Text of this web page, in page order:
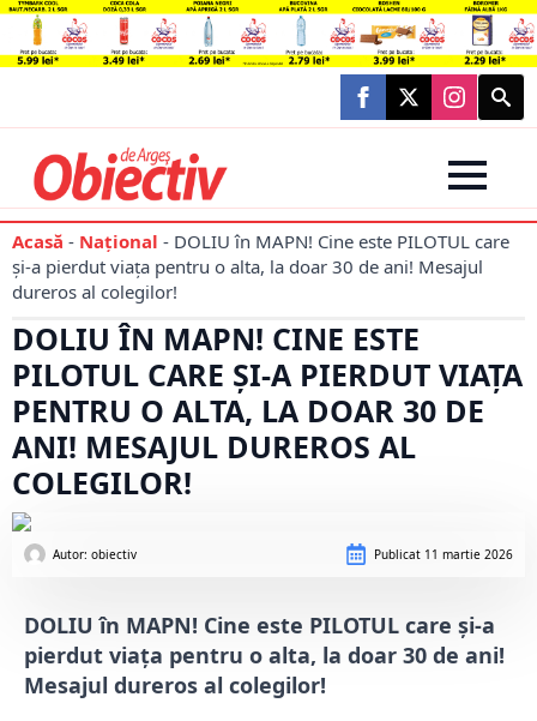
Search
for:
Acasă - Național - DOLIU în MAPN! Cine este PILOTUL care
și-a pierdut viața pentru o alta, la doar 30 de ani! Mesajul
dureros al colegilor!
DOLIU ÎN MAPN! CINE ESTE
PILOTUL CARE ȘI-A PIERDUT VIAȚA
PENTRU O ALTA, LA DOAR 30 DE
ANI! MESAJUL DUREROS AL
COLEGILOR!
Autor: obiectiv Publicat 11 martie 2026
DOLIU în MAPN! Cine este PILOTUL care și-a
pierdut viața pentru o alta, la doar 30 de ani!
Mesajul dureros al colegilor!